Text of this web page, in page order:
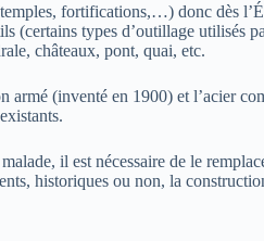
fortifications,…) donc dès
types d’outillage utilisés
châteaux, pont, quai, etc.
(inventé en 1900) et l’acier
il est nécessaire de le
historiques ou non, la